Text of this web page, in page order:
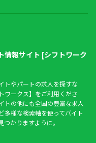
情報サイト [シフトワーク
トやパートの求人を探すな
ワークス】をご利用くださ
トの他にも全国の豊富な求人
多様な検索軸を使ってバイト
かりますように。